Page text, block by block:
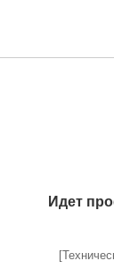
Идет